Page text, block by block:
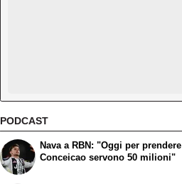
PODCAST
Nava a RBN: "Oggi per prendere
Conceicao servono 50 milioni"